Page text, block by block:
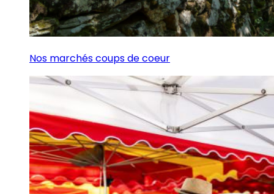
Nos marchés coups de coeur